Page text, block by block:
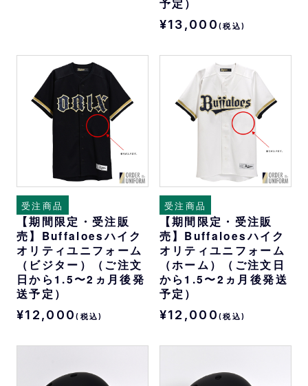
予定）
¥13,000(税込)
受注商品
【期間限定・受注販
売】Buffaloesハイク
オリティユニフォーム
（ビジター）（ご注文
日から1.5〜2ヵ月後発
送予定）
¥12,000(税込)
受注商品
【期間限定・受注販
売】Buffaloesハイク
オリティユニフォーム
（ホーム）（ご注文日
から1.5〜2ヵ月後発送
予定）
¥12,000(税込)